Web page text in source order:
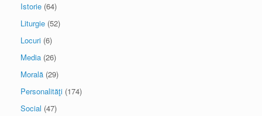
Istorie (64)
Liturgie (52)
Locuri (6)
Media (26)
Morală (29)
Personalităţi (174)
Social (47)